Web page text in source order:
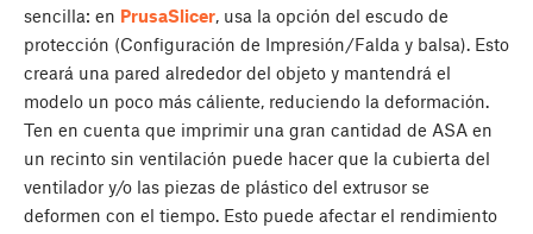
sencilla: en PrusaSlicer, usa la opción del escudo de
protección (Configuración de Impresión/Falda y balsa). Esto
creará una pared alrededor del objeto y mantendrá el
modelo un poco más cáliente, reduciendo la deformación.
Ten en cuenta que imprimir una gran cantidad de ASA en
un recinto sin ventilación puede hacer que la cubierta del
ventilador y/o las piezas de plástico del extrusor se
deformen con el tiempo. Esto puede afectar el rendimiento